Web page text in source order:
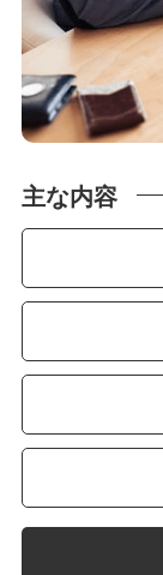
主な内容